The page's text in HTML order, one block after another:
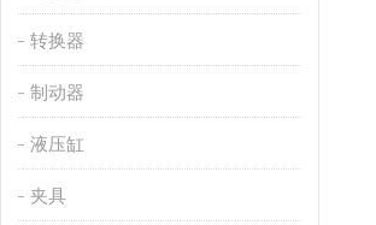
转换器
制动器
液压缸
夹具